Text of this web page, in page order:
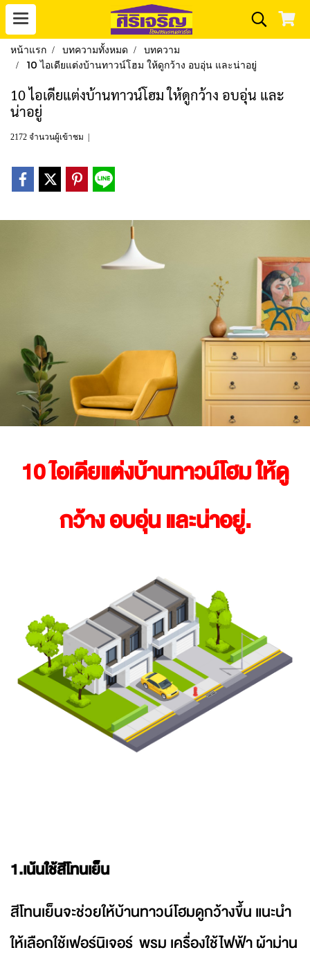
หน้าแรก บทความทั้งหมด
บทความ
10 ไอเดียแต่งบ้านทาวน์โฮม ให้ดูกว้าง อบอุ่น และน่าอยู่
10 ไอเดียแต่งบ้านทาวน์โฮม ให้ดูกว้าง อบอุ่น และ
น่าอยู่
2172 จำนวนผู้เข้าชม
10 ไอเดียแต่งบ้านทาวน์โฮม ให้ดู
กว้าง อบอุ่น และน่าอยู่.
1.เน้นใช้สีโทนเย็น
สีโทนเย็นจะช่วยให้บ้านทาวน์โฮมดูกว้างขึ้น แนะนำ
ให้เลือกใช้เฟอร์นิเจอร์ พรม เครื่องใช้ไฟฟ้า ผ้าม่าน